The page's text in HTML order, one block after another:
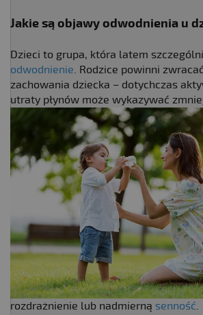
Jakie są objawy odwodnienia u
Dzieci to grupa, która latem
odwodnienie. Rodzice powinni
zachowania dziecka – dotychczas
utraty płynów może wykazywać
rozdrażnienie lub nadmierną senność.